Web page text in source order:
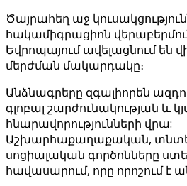
Ծայրահեղ աջ
հակամիգրացիոն
Եվրոպայում ավելացնում են
մերժման մակարդակը։
Անձնագրերը զգալիորեն
գլոբալ շարժունակության և
հնարավորությունների վրա:
Աշխարհաքաղաքական,
սոցիալական գործոնները
հավասարում, որը որոշում է